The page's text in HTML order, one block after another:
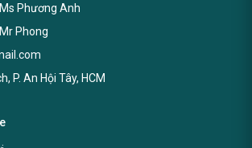
Phương Anh
Phong
P. An Hội Tây, HCM